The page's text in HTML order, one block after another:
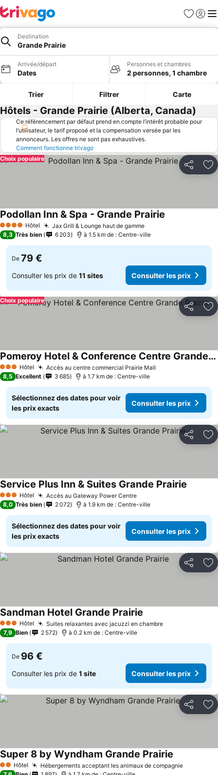
Favoris
Se
Destination
Grande Prairie
Arrivée/départ
Dates
Personnes et chambres
2 personnes, 1 chambre
Trier Filtrer Carte
Hôtels - Grande Prairie (Alberta, Canada)
Ce référencement par défaut prend en compte l’intérêt probable pour
l’utilisateur, le tarif proposé et la compensation versée par les
annonceurs. Les offres ne sont pas exhaustives.
Comment fonctionne trivago
Partager
Choix populaire
4 Étoiles Hôtel Jax Grill & Lounge haut de gammeConsulter les prix
Podollan Inn & Spa - Grande Prairie
8,3 Très bien 6 203 à 1.5 km de : Centre-ville
De 79 €
Consulter les prix de 11 sites Consulter les prix
Partager
Choix populaire
3 ÉtoilesHôtel Accès au centre commercial Prairie Mall
Pomeroy Hotel & Conference Centre Grande Prairie
Consulter les prix
8,5 Excellent 3 685 à 1.7 km de : Centre-ville
Sélectionnez des dates pour voir
les prix exacts
Consulter les prix
Partager
3 ÉtoilesHôtel Accès au Gateway Power CentreConsulter les prix
Service Plus Inn & Suites Grande Prairie
8,0 Très bien 2 072 à 1.9 km de : Centre-ville
Sélectionnez des dates pour voir
les prix exacts
Consulter les prix
Partager
3 ÉtoilesHôtel Suites relaxantes avec jacuzzi en chambreConsulter les
Sandman Hotel Grande Prairie
7,9 Bien 2 572 à 0.2 km de : Centre-ville
De 96 €
Consulter les prix de 1 site Consulter les prix
Partager
2 Étoiles
Hôtel Hébergements acceptant les animaux de compagnie
Super 8 by Wyndham Grande Prairie